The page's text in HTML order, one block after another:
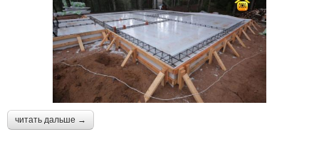
читать дальше →